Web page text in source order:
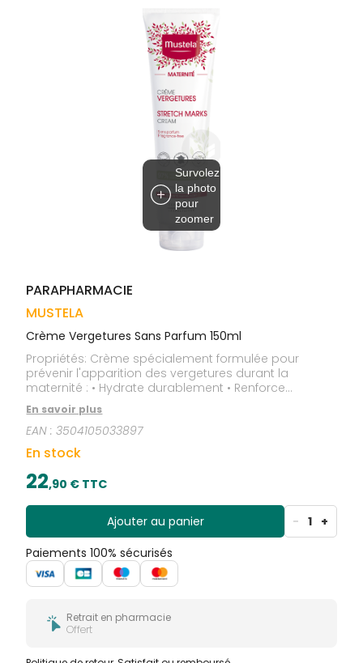
Survolez
la photo
pour
zoomer
PARAPHARMACIE
MUSTELA
Crème Vergetures Sans Parfum 150ml
Propriétés: Crème spécialement formulée pour
prévenir l'apparition des vergetures durant la
maternité : • Hydrate durablement • Renforce
l'élasticité de la peau • Apaise les sensations de
tiraillements Sécurité Maman - Bébé : • Compatible
allaitement**. • Testé dermatologiquement. •
Sélection stricte de chaque nouvel ingrédient bébé &
femme enceinte. **En respect des règles d'hygiène
de la tétée.
En savoir plus
EAN :3504105033897
En stock
22,90 € TTC
Ajouter au panier - 1 +
Paiements 100% sécurisés
Retrait en pharmacie
Offert